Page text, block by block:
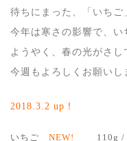
待ちにまった、「いちご
今年は寒さの影響で、い
ようやく、春の光がさし
今週もよろしくお願いし
2018.3.2 up！
いちご NEW! 110g /